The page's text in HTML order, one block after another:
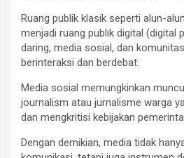
Ruang publik klasik seperti alun-
menjadi ruang publik digital
daring, media sosial, dan
berinteraksi dan berdebat.
Media sosial memungkinkan
journalism atau jurnalisme warga
dan mengkritisi kebijakan
Dengan demikian, media tidak